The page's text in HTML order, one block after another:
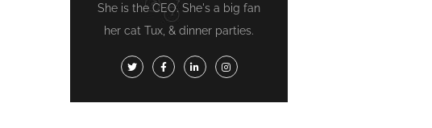
She is the CEO. She's a big fan
her cat Tux, & dinner parties.